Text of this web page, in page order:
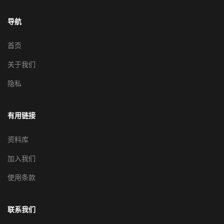
导航
首页
关于我们
隐私
有用链接
资料库
加入我们
使用条款
联系我们